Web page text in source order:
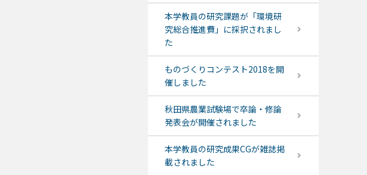
本学教員の研究課題が「環境研
究総合推進費」に採択されまし
た
ものづくりコンテスト2018を開
催しました
秋田県農業試験場で卒論・修論
発表会が開催されました
本学教員の研究成果CGが雑誌掲
載されました